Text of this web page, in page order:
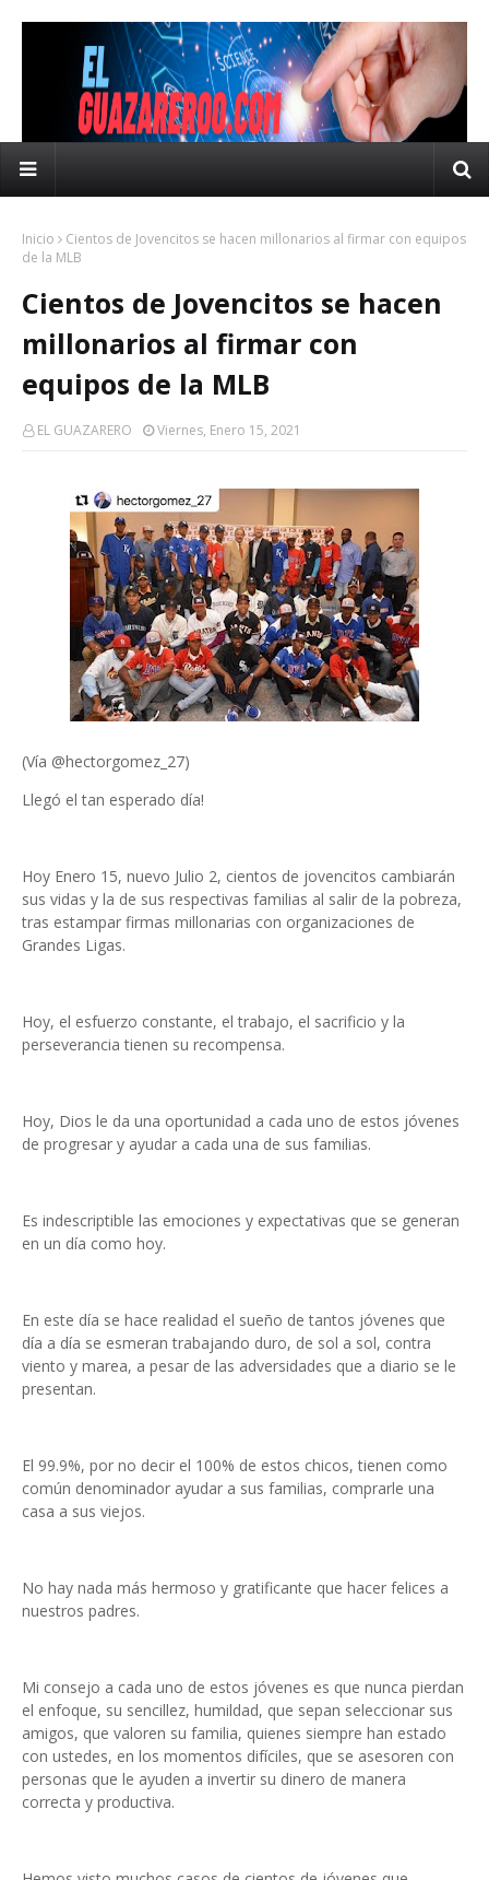
Inicio
Cientos de Jovencitos se hacen millonarios al firmar con equipos
de la MLB
Cientos de Jovencitos se hacen
millonarios al firmar con
equipos de la MLB
EL GUAZARERO Viernes, Enero 15, 2021
(Vía @hectorgomez_27)
Llegó el tan esperado día!
Hoy Enero 15, nuevo Julio 2, cientos de jovencitos cambiarán
sus vidas y la de sus respectivas familias al salir de la pobreza,
tras estampar firmas millonarias con organizaciones de
Grandes Ligas.
Hoy, el esfuerzo constante, el trabajo, el sacrificio y la
perseverancia tienen su recompensa.
Hoy, Dios le da una oportunidad a cada uno de estos jóvenes
de progresar y ayudar a cada una de sus familias.
Es indescriptible las emociones y expectativas que se generan
en un día como hoy.
En este día se hace realidad el sueño de tantos jóvenes que
día a día se esmeran trabajando duro, de sol a sol, contra
viento y marea, a pesar de las adversidades que a diario se le
presentan.
El 99.9%, por no decir el 100% de estos chicos, tienen como
común denominador ayudar a sus familias, comprarle una
casa a sus viejos.
No hay nada más hermoso y gratificante que hacer felices a
nuestros padres.
Mi consejo a cada uno de estos jóvenes es que nunca pierdan
el enfoque, su sencillez, humildad, que sepan seleccionar sus
amigos, que valoren su familia, quienes siempre han estado
con ustedes, en los momentos difíciles, que se asesoren con
personas que le ayuden a invertir su dinero de manera
correcta y productiva.